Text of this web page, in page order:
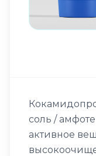
соль /
активное